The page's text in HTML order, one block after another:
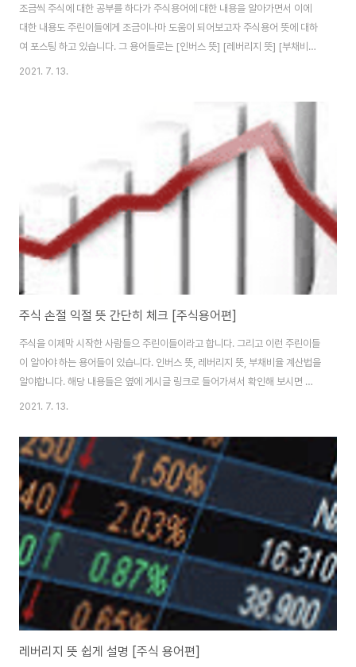
조금씩 주식에 대한 공부를 하다가 주식용어에 대한 내용을 알아가면서 이에
대한 내용도 주린이들에게 조금이나마 도움이 되어보고자 주식용어 뜻에 대하
여 포스팅 하고 있습니다. 그 용어들로는 [인버스 뜻] [레버리지 뜻] [부채비율
계산법] [손절, 익절 뜻]에 대하여 포스팅 하였고 해당 링크로 들어가셔서 내용
주식은 코스피와 코스닥이 있습니다. 이 용어에 대한 뜻은 무엇을 말하는 건지
간단히 설명드리도록 하겠습니다. 코스피 뜻 그리고 코스피에 대한 내용들로는
유가 증권시장에 상장된 기업들로 주식 가격에 변동을 종합적으로 작성한 지표
들이라고 이해하시는 것이 좋습니다. 한마디로 대한민국의 굵다리 굵은 기업들
2021. 7. 13.
주식 손절 익절 뜻 간단히 체크 [주식용어편]
주식을 이제막 시작한 사람들으 주린이들이라고 합니다. 그리고 이런 주린이들
이 알아야 하는 용어들이 있습니다. 인버스 뜻, 레버리지 뜻, 부채비율 계산법을
알야합니다. 해당 내용들은 옆에 게시글 링크로 들어가셔서 확인해 보시면 바
로 아실 수 있는데 지금 설명해드릴 용어는 손절, 익절에 대한 뜻 입니다. 손절
주식용어입니다. 주식용어 손절 뜻은 주식을 매매했을 때 보다 가격이 떨어진
상태에서 손해를 감수하라도 매도하는 것을 뜻하는 용어입니다. 더 떨어져서
큰 손해를 입기 전에 빠르게 팔아치워 버리고 손해를 덜 본다는 용어라고 할 수
있습니다. 주식용어 익절 뜻은 주식을 매매 했을 때 보다 가격이 올라가서 이익
을 보고 매도하게 되는 것..
2021. 7. 13.
레버리지 뜻 쉽게 설명 [주식 용어편]